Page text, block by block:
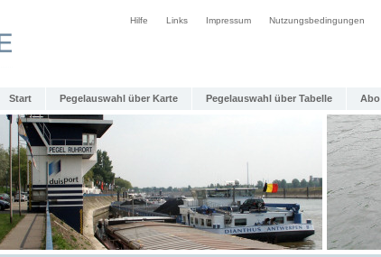
Hilfe Links Impressum Nutzungsbedingungen
Start Pegelauswahl über Karte Pegelauswahl über Tabelle Abo